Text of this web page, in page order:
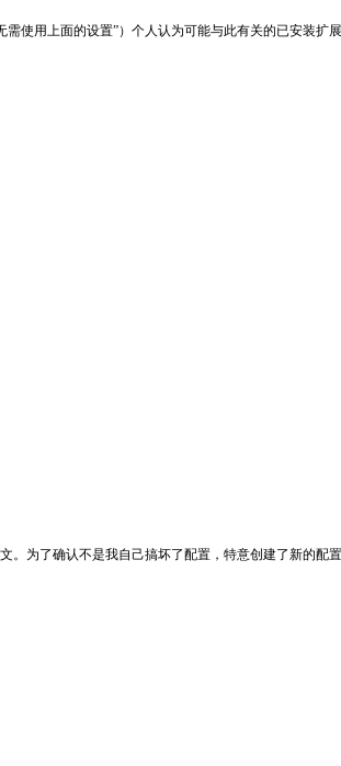
使用上面的设置”）个人认为可能与此有关的已安装扩
为了确认不是我自己搞坏了配置，特意创建了新的配